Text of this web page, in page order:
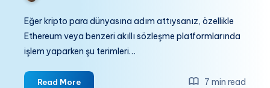
Eğer kripto para dünyasına adım attıysanız, özellikle
Ethereum veya benzeri akıllı sözleşme platformlarında
işlem yaparken şu terimleri…
Read MoreKripto
7 min read